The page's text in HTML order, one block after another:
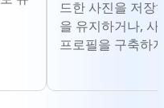
드한 사진을 저장
을 유지하거나,
프로필을 구축하